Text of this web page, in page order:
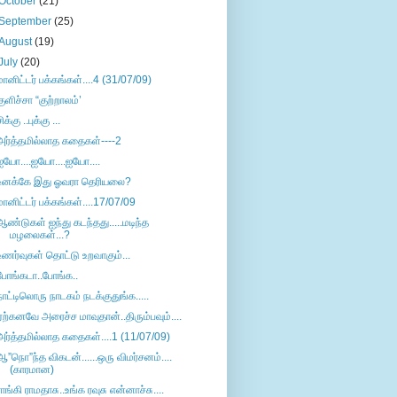
(25)
(19)
(20)
பக்கங்கள்....4 (31/07/09)
“குற்றாலம்’
..புக்கு ...
கதைகள்----2
இது ஓவரா தெரியலை?
பக்கங்கள்....17/07/09
ஐந்து கடந்தது.....மடிந்த
மழலைகள்...?
தொட்டு உறவாகும்...
நாடகம் நடக்குதுங்க.....
அரைச்ச மாவுதான்..திரும்பவும்....
கதைகள்....1 (11/07/09)
விகடன்......ஒரு விமர்சனம்....
(காரமான)
ராமதாசு..உங்க ரவுசு என்னாச்சு....